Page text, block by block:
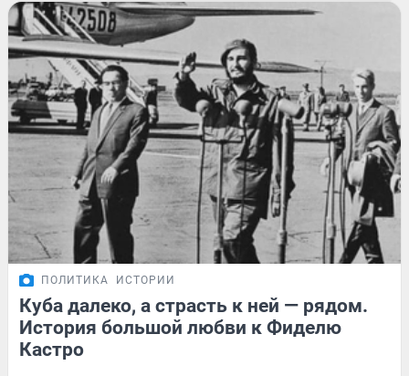
ПОЛИТИКА ИСТОРИИ
Куба далеко, а страсть к ней — рядом.
История большой любви к Фиделю
Кастро